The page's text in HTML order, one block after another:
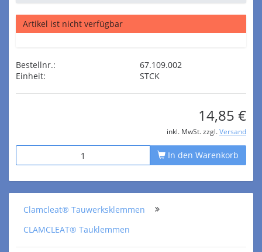
Artikel ist nicht verfügbar
Bestellnr.:
67.109.002
Einheit:
STCK
14,85 €
inkl. MwSt. zzgl. Versand
In den Warenkorb
Clamcleat® Tauwerksklemmen
CLAMCLEAT® Tauklemmen